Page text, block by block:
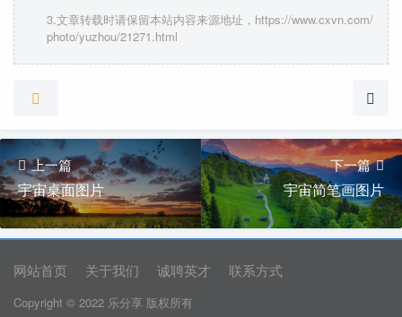
3.文章转载时请保留本站内容来源地址，https://www.cxvn.com/
photo/yuzhou/21271.html
上一篇
宇宙桌面图片
下一篇
宇宙简笔画图片
网站首页 关于我们 诚聘英才 联系方式
Copyright © 2022 乐分享 版权所有